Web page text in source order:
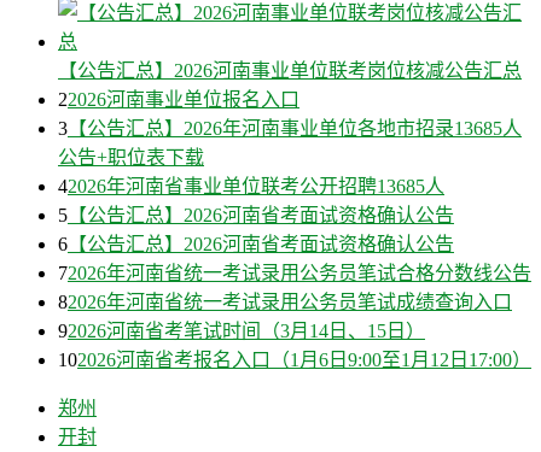
【公告汇总】2026河南事业单位联考岗位核减公告汇总
22026河南事业单位报名入口
3 【公告汇总】2026年河南事业单位各地市招录13685人
公告+职位表下载
42026年河南省事业单位联考公开招聘13685人
5 【公告汇总】2026河南省考面试资格确认公告
6 【公告汇总】2026河南省考面试资格确认公告
72026年河南省统一考试录用公务员笔试合格分数线公告
82026年河南省统一考试录用公务员笔试成绩查询入口
92026河南省考笔试时间（3月14日、15日）
102026河南省考报名入口（1月6日9:00至1月12日17:00）
郑州
开封